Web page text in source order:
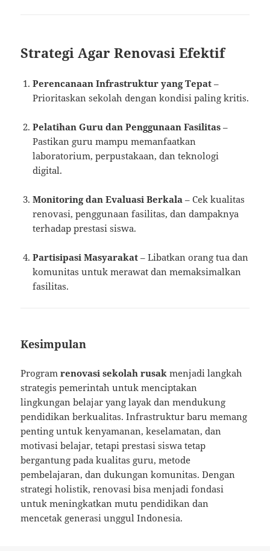
Strategi Agar Renovasi Efektif
Perencanaan Infrastruktur yang Tepat –
Prioritaskan sekolah dengan kondisi paling kritis.
Pelatihan Guru dan Penggunaan Fasilitas –
Pastikan guru mampu memanfaatkan
laboratorium, perpustakaan, dan teknologi
digital.
Monitoring dan Evaluasi Berkala – Cek kualitas
renovasi, penggunaan fasilitas, dan dampaknya
terhadap prestasi siswa.
Partisipasi Masyarakat – Libatkan orang tua dan
komunitas untuk merawat dan memaksimalkan
fasilitas.
Kesimpulan
Programrenovasi sekolah rusak menjadi langkah
strategis pemerintah untuk menciptakan
lingkungan belajar yang layak dan mendukung
pendidikan berkualitas. Infrastruktur baru memang
penting untuk kenyamanan, keselamatan, dan
motivasi belajar, tetapi prestasi siswa tetap
bergantung pada kualitas guru, metode
pembelajaran, dan dukungan komunitas. Dengan
strategi holistik, renovasi bisa menjadi fondasi
untuk meningkatkan mutu pendidikan dan
mencetak generasi unggul Indonesia.